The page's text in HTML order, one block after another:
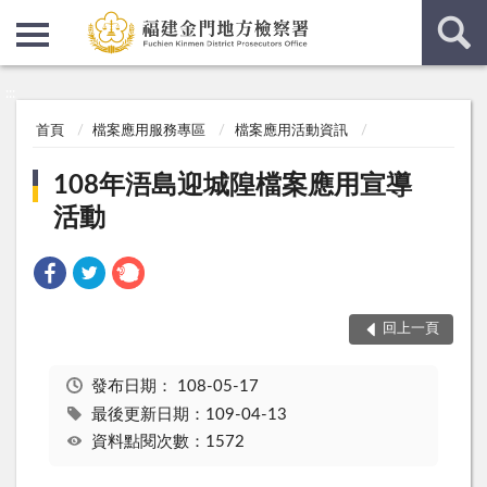
首頁 檔案應用服務專區 檔案應用活動資訊
108年浯島迎城隍檔案應用宣導
活動
回上一頁
發布日期： 108-05-17
最後更新日期：109-04-13
資料點閱次數：1572